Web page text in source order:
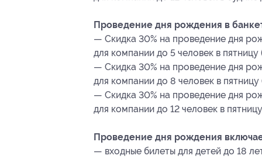
Проведение дня рождения в
— Скидка 30% на проведение дня
для компании до 5 человек в
— Скидка 30% на проведение дня
для компании до 8 человек в
— Скидка 30% на проведение дня
для компании до 12 человек в
Проведение дня рождения
— входные билеты для детей до 18